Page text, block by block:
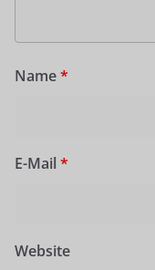
Name*
E-Mail *
Website